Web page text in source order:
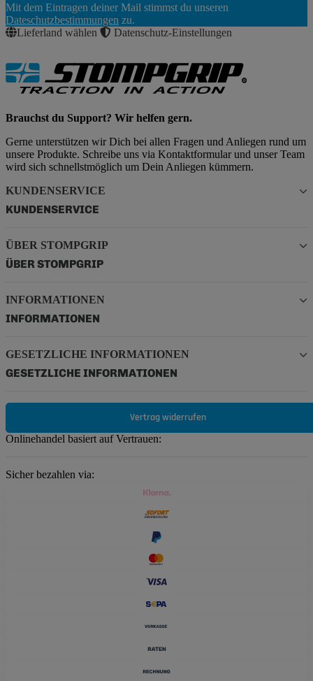
Abonnieren
Mit dem Eintragen deiner Mail stimmst du unseren
Dateschutzbestimmungen zu.
Lieferland wählen
Datenschutz-Einstellungen
Brauchst du Support? Wir helfen gern.
Gerne unterstützen wir Dich bei allen Fragen und Anliegen rund um
unsere Produkte. Schreibe uns via Kontaktformular und unser Team
wird sich schnellstmöglich um Dein Anliegen kümmern.
KUNDENSERVICE
KUNDENSERVICE
ÜBER STOMPGRIP
ÜBER STOMPGRIP
INFORMATIONEN
INFORMATIONEN
GESETZLICHE INFORMATIONEN
GESETZLICHE INFORMATIONEN
Vertrag widerrufen
Onlinehandel basiert auf Vertrauen:
Sicher bezahlen via: